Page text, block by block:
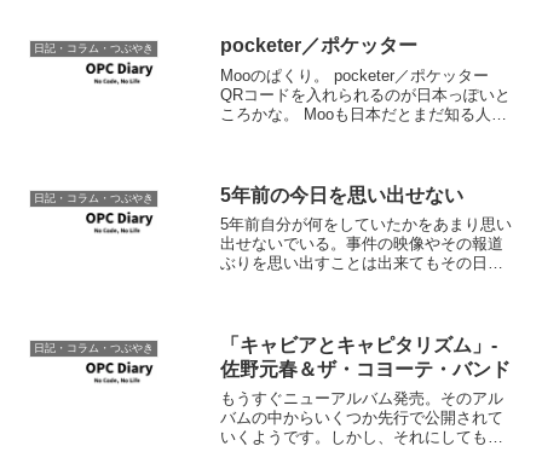
くお願いいたします。
日記・コラム・つぶやき pocketer／ポケッター
Mooのぱくり。 pocketer／ポケッター
QRコードを入れられるのが日本っぽいと
ころかな。 Mooも日本だとまだ知る人ぞ
体は...
日記・コラム・つぶやき 5年前の今日を思い出せない
5年前自分が何をしていたかをあまり思い
出せないでいる。事件の映像やその報道
ぶりを思い出すことは出来てもその日自
見ていたんだろうけど、...
日記・コラム・つぶやき
「キャビアとキャピタリズム」-
佐野元春＆ザ・コヨーテ・バンド
もうすぐニューアルバム発売。そのアル
バムの中からいくつか先行で公開されて
いくようです。しかし、それにしてもこ